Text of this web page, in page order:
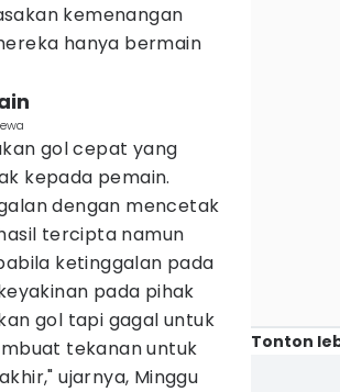
kemenangan
hanya bermain
gol cepat yang
kepada pemain.
dengan mencetak
tercipta namun
ketinggalan pada
pada pihak
gol tapi gagal untuk
tekanan untuk
ujarnya, Minggu
Tonton